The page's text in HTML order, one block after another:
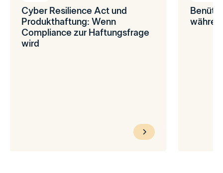
Cyber Resilience Act und
Produkthaftung: Wenn
Compliance zur Haftungsfrage
wird